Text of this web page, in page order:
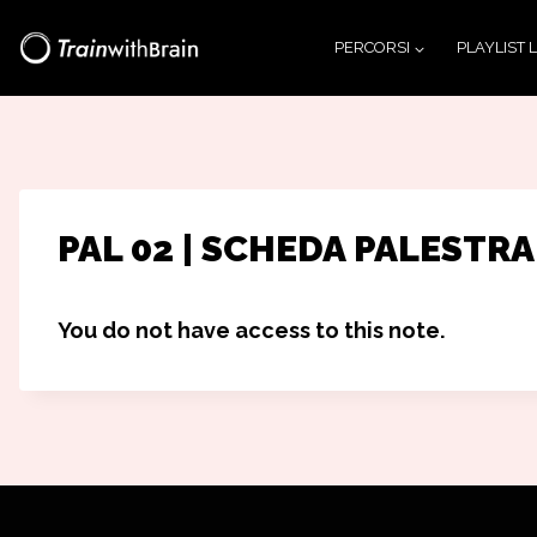
PERCORSI PLAYLIST
PAL 02 | SCHEDA
You do not have access to this note.